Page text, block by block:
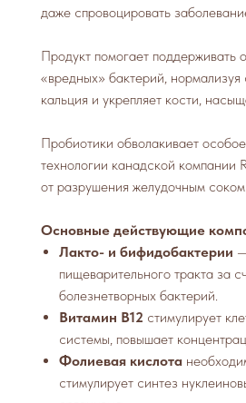
даже спровоцировать
Продукт помогает поддерживать
«вредных» бактерий,
кальция и укрепляет кости,
Пробиотики обволакивает
технологии канадской
от разрушения желудочным соком.
Основные действующие
Лакто- и бифидобактерии
пищеварительного тракта за
болезнетворных бактерий.
Витамин B12 стимулирует
системы, повышает
Фолиевая кислота
стимулирует синтез